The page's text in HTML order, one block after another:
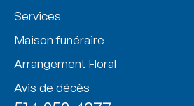
Services
Maison funéraire
Arrangement Floral
Avis de décès